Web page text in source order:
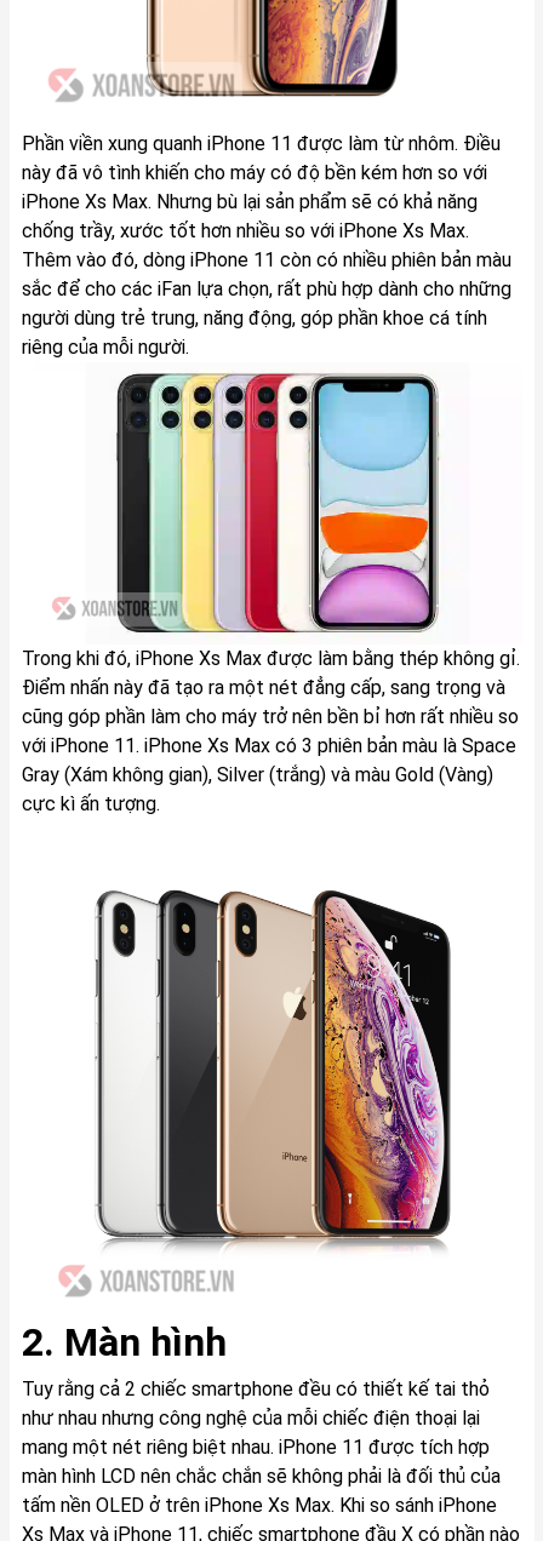
Phần viền xung quanh iPhone 11 được làm từ nhôm. Điều
này đã vô tình khiến cho máy có độ bền kém hơn so với
iPhone Xs Max. Nhưng bù lại sản phẩm sẽ có khả năng
chống trầy, xước tốt hơn nhiều so với iPhone Xs Max.
Thêm vào đó, dòng iPhone 11 còn có nhiều phiên bản màu
sắc để cho các iFan lựa chọn, rất phù hợp dành cho những
người dùng trẻ trung, năng động, góp phần khoe cá tính
riêng của mỗi người.
Trong khi đó, iPhone Xs Max được làm bằng thép không gỉ.
Điểm nhấn này đã tạo ra một nét đẳng cấp, sang trọng và
cũng góp phần làm cho máy trở nên bền bỉ hơn rất nhiều so
với iPhone 11. iPhone Xs Max có 3 phiên bản màu là Space
Gray (Xám không gian), Silver (trắng) và màu Gold (Vàng)
cực kì ấn tượng.
2. Màn hình
Tuy rằng cả 2 chiếc smartphone đều có thiết kế tai thỏ
như nhau nhưng công nghệ của mỗi chiếc điện thoại lại
mang một nét riêng biệt nhau. iPhone 11 được tích hợp
màn hình LCD nên chắc chắn sẽ không phải là đối thủ của
tấm nền OLED ở trên iPhone Xs Max. Khi so sánh iPhone
Xs Max và iPhone 11, chiếc smartphone đầu X có phần nào